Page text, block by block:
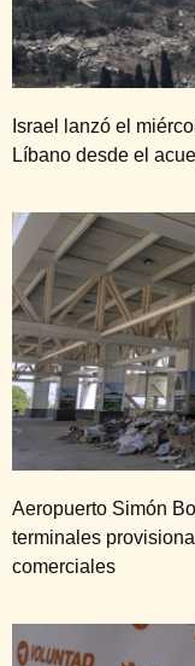
Israel lanzó el
Líbano desde el
Aeropuerto Simón
terminales
comerciales